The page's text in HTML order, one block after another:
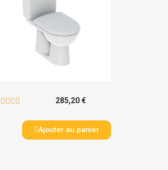
    285,20 €
Ajouter au panier